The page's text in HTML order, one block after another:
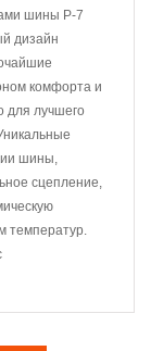
шины Р-7
дизайн
комфорта и
для лучшего
шины,
сцепление,
температур.